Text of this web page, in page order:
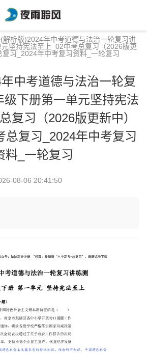
解析版)2024年中考道德与法治一轮复习讲
坚持宪法至上_02中考总复习（2026版更
习_2024年中考复习资料_一轮复习
中考道德与法治一轮复
级下册第一单元坚持宪法
复习（2026版更新中）
总复习_2024年中考复习
料_一轮复习
08-06 20:41:50